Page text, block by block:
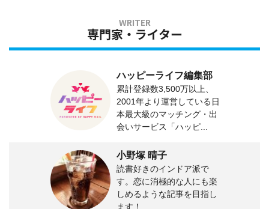
専門家・ライター
ハッピーライフ編集部
累計登録数3,500万以上、
2001年より運営している日
本最大級のマッチング・出
会いサービス「ハッピ...
小野塚 晴子
読書好きのインドア派で
す。恋に消極的な人にも楽
しめるような記事を目指し
ます！